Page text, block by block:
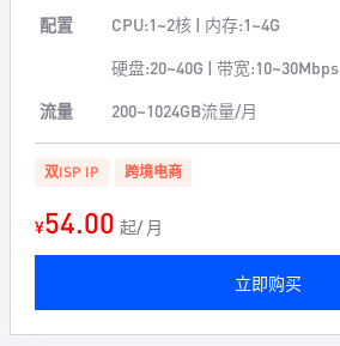
配置
CPU:1~2核 | 内存:1~4G
硬盘:20~40G | 带宽:10~30Mbps
流量
200~1024GB流量/月
双ISP IP 跨境电商
¥54.00 起/ 月
立即购买